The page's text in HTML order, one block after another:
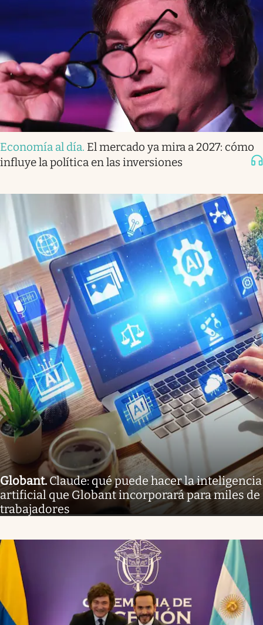
Economía al día. El mercado ya mira a 2027: cómo
influye la política en las inversiones
Globant.Claude: qué puede hacer la inteligencia
artificial que Globant incorporará para miles de
trabajadores